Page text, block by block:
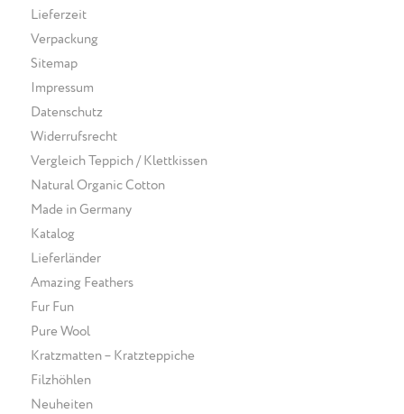
Lieferzeit
Verpackung
Sitemap
Impressum
Datenschutz
Widerrufsrecht
Vergleich Teppich / Klettkissen
Natural Organic Cotton
Made in Germany
Katalog
Lieferländer
Amazing Feathers
Fur Fun
Pure Wool
Kratzmatten – Kratzteppiche
Filzhöhlen
Neuheiten